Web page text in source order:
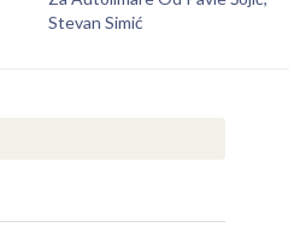
Stevan Simić